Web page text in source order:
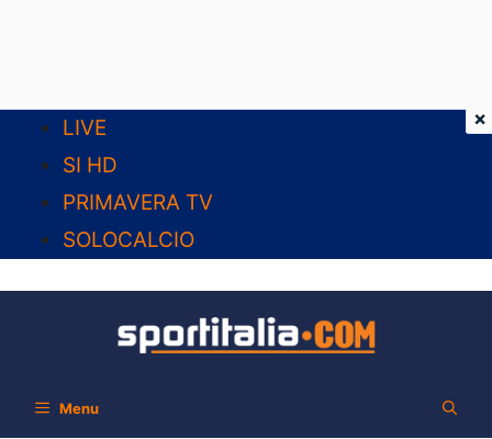
contenuto
LIVE
SI HD
PRIMAVERA TV
SOLOCALCIO
Menu
×